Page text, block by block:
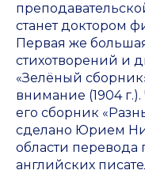
станет доктором
Первая же
стихотворений и
«Зелёный
внимание (1904
его сборник
сделано Юрием
области перевода
английских